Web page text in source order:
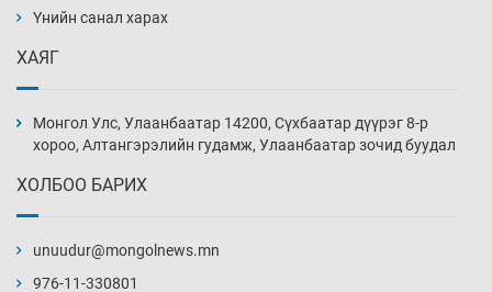
13 цаг 39 мин
14 цаг 9 мин
хэмжээг шинэчлэн тогтоох нь
Үнийн санал харах
ХАЯГ
Монгол Улс, Улаанбаатар 14200, Сүхбаатар дүүрэг 8-р
хороо, Алтангэрэлийн гудамж, Улаанбаатар зочид буудал
ХОЛБОО БАРИХ
unuudur@mongolnews.mn
976-11-330801